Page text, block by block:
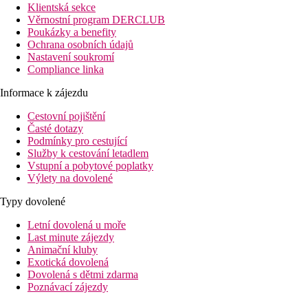
Klientská sekce
Věrnostní program DERCLUB
Poukázky a benefity
Ochrana osobních údajů
Nastavení soukromí
Compliance linka
Informace k zájezdu
Cestovní pojištění
Časté dotazy
Podmínky pro cestující
Služby k cestování letadlem
Vstupní a pobytové poplatky
Výlety na dovolené
Typy dovolené
Letní dovolená u moře
Last minute zájezdy
Animační kluby
Exotická dovolená
Dovolená s dětmi zdarma
Poznávací zájezdy